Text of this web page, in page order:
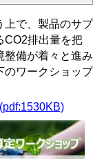
上で、製品のサプ
CO2排出量を把
整備が着々と進み
のワークショップ